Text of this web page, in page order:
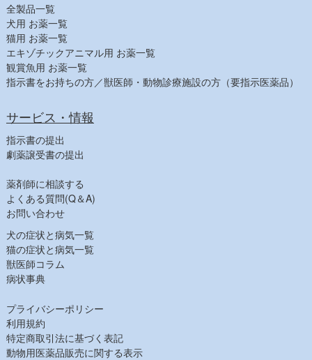
全製品一覧
犬用 お薬一覧
猫用 お薬一覧
エキゾチックアニマル用 お薬一覧
観賞魚用 お薬一覧
指示書をお持ちの方／獣医師・動物診療施設の方（要指示医薬品）
サービス・情報
指示書の提出
劇薬譲受書の提出
薬剤師に相談する
よくある質問(Q＆A)
お問い合わせ
犬の症状と病気一覧
猫の症状と病気一覧
獣医師コラム
病状事典
プライバシーポリシー
利用規約
特定商取引法に基づく表記
動物用医薬品販売に関する表示